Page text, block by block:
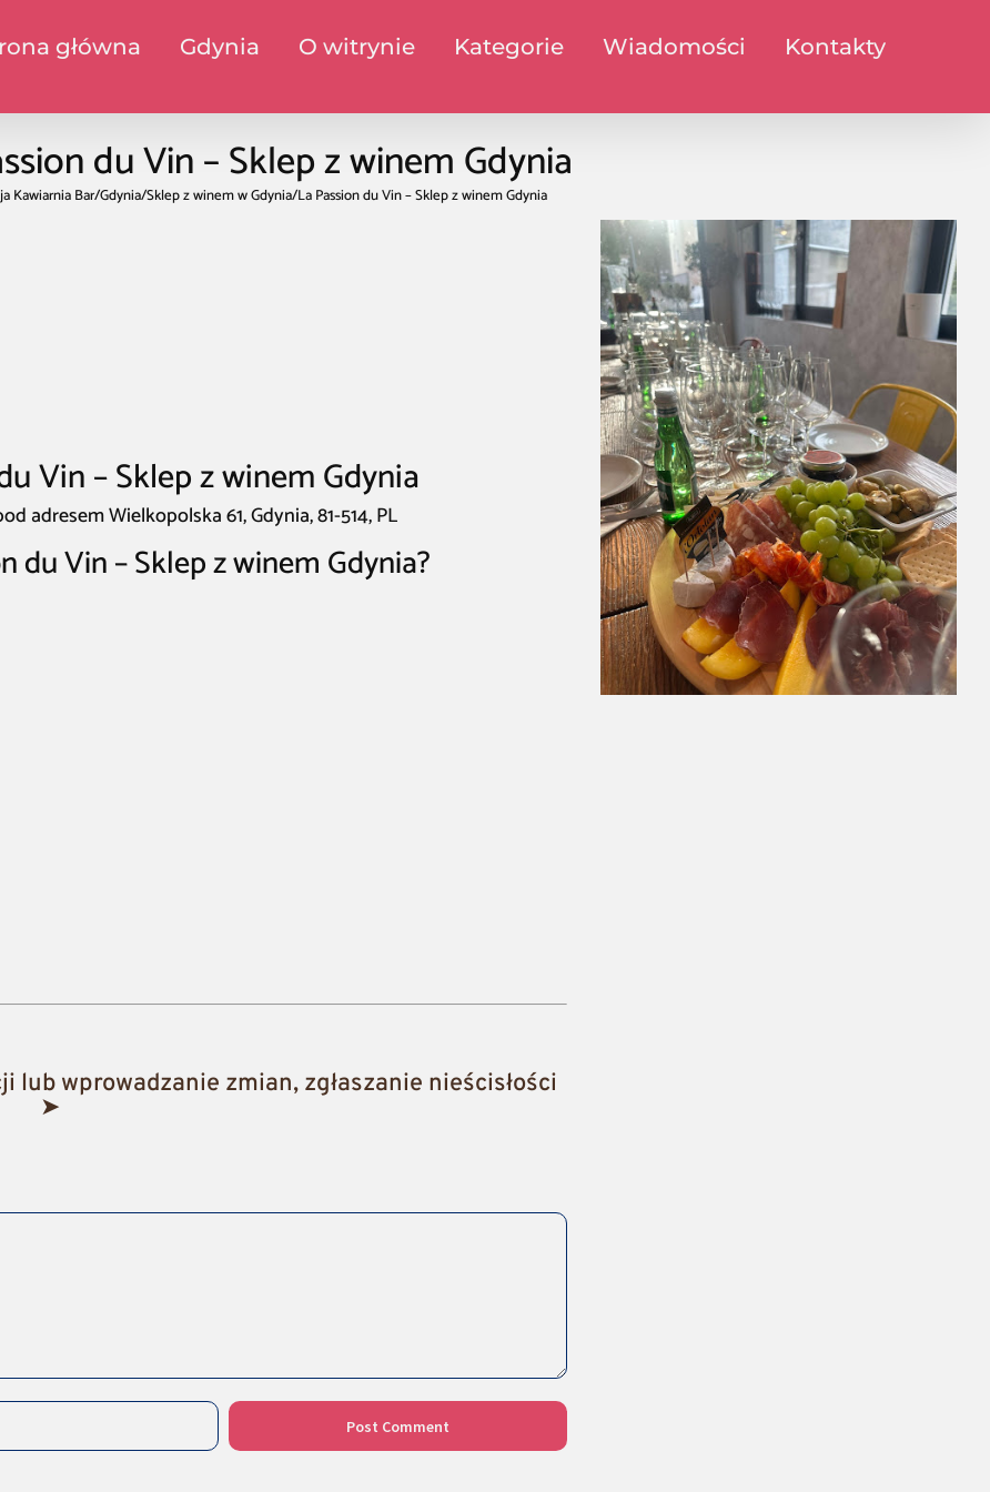
główna Gdynia O witrynie Kategorie Wiadomości Kontakty
du Vin – Sklep z winem Gdynia
Kawiarnia Bar/Gdynia/Sklep z winem w Gdynia/La Passion du Vin – Sklep z winem Gdynia
Vin – Sklep z winem Gdynia
adresem Wielkopolska 61, Gdynia, 81-514, PL
du Vin – Sklep z winem Gdynia?
wprowadzanie zmian, zgłaszanie nieścisłości
➤